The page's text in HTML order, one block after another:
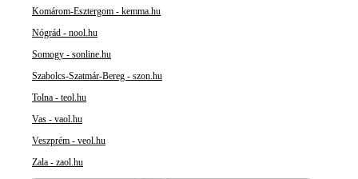
Komárom-Esztergom - kemma.hu
Nógrád - nool.hu
Somogy - sonline.hu
Szabolcs-Szatmár-Bereg - szon.hu
Tolna - teol.hu
Vas - vaol.hu
Veszprém - veol.hu
Zala - zaol.hu